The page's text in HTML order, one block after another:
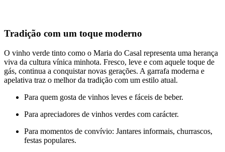
Tradição com um toque moderno
O vinho verde tinto como o Maria do Casal representa uma herança
viva da cultura vínica minhota. Fresco, leve e com aquele toque de
gás, continua a conquistar novas gerações. A garrafa moderna e
apelativa traz o melhor da tradição com um estilo atual.
Para quem gosta de vinhos leves e fáceis de beber.
Para apreciadores de vinhos verdes com carácter.
Para momentos de convívio: Jantares informais, churrascos,
festas populares.